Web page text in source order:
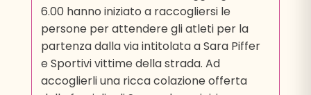
6.00 hanno iniziato a raccogliersi le
persone per attendere gli atleti per la
partenza dalla via intitolata a Sara Piffer
e Sportivi vittime della strada. Ad
accoglierli una ricca colazione offerta